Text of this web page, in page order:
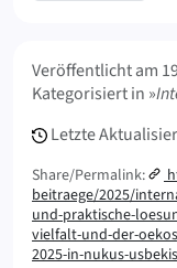
Veröffentlicht am
Kategorisiert in »
Letzte
Share/Permalink:
beitraege/2025/
und-praktische-
vielfalt-und-der-
2025-in-nukus-